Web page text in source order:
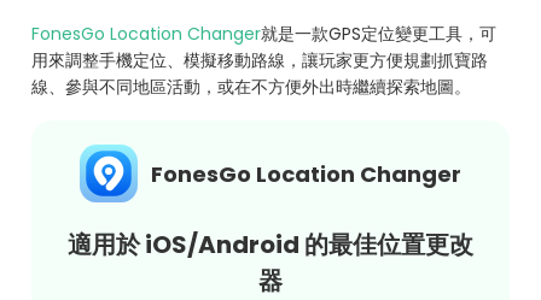
FonesGo Location Changer就是一款GPS定位變更工具，可
用來調整手機定位、模擬移動路線，讓玩家更方便規劃抓寶路
線、參與不同地區活動，或在不方便外出時繼續探索地圖。
FonesGo Location Changer
適用於 iOS/Android 的最佳位置更改
器